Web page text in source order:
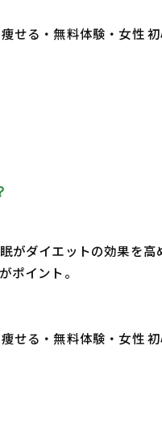
る・無料体験・女性
ダイエットの効果を高
ポイント。
る・無料体験・女性